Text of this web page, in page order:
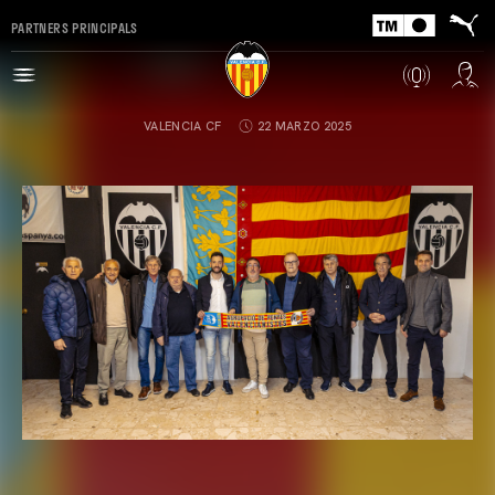
PARTNERS PRINCIPALS
VALENCIA CF 22 MARZO 2025